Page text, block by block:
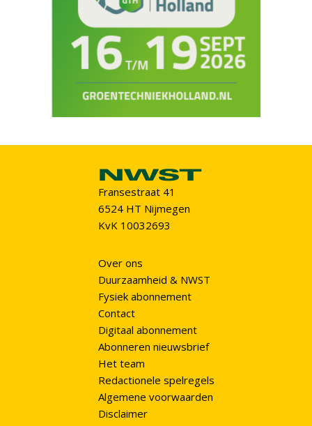
Fransestraat 41
6524 HT Nijmegen
KvK 10032693
Over ons
Duurzaamheid & NWST
Fysiek abonnement
Contact
Digitaal abonnement
Abonneren nieuwsbrief
Het team
Redactionele spelregels
Algemene voorwaarden
Disclaimer